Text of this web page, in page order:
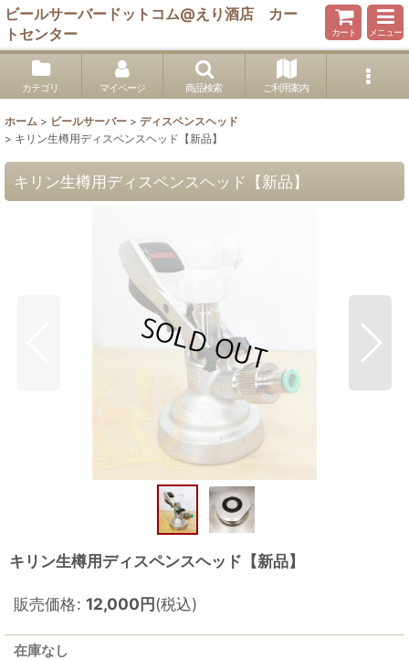
ビールサーバードットコム@えり酒店 カー
トセンター
カート メニュー
カテゴリ マイページ 商品検索 ご利用案内
ホーム > ビールサーバー > ディスペンスヘッド
> キリン生樽用ディスペンスヘッド【新品】
キリン生樽用ディスペンスヘッド【新品】
キリン生樽用ディスペンスヘッド【新品】
販売価格: 12,000円(税込)
在庫なし